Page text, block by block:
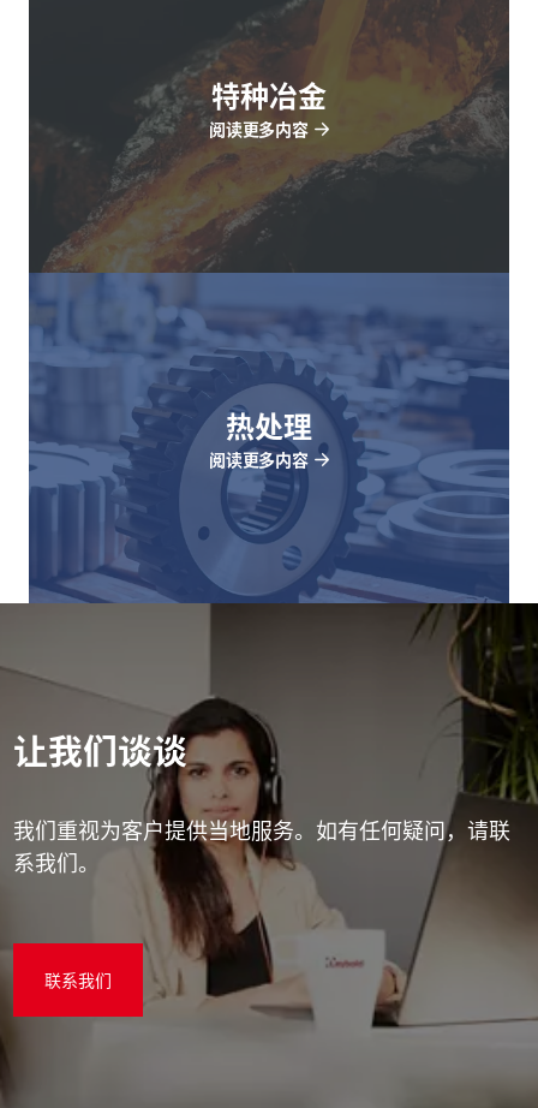
特种冶金
阅读更多内容
热处理
阅读更多内容
让我们谈谈
我们重视为客户提供当地服务。如有任何疑问，请联
系我们。
联系我们